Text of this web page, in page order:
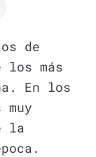
de
los más
En los
la